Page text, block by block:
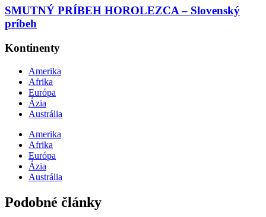
SMUTNÝ PRÍBEH HOROLEZCA – Slovenský
príbeh
Kontinenty
Amerika
Afrika
Európa
Ázia
Austrália
Amerika
Afrika
Európa
Ázia
Austrália
Podobné články